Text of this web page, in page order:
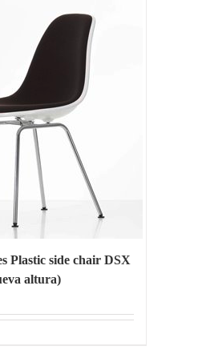
Plastic side chair DSX
altura)